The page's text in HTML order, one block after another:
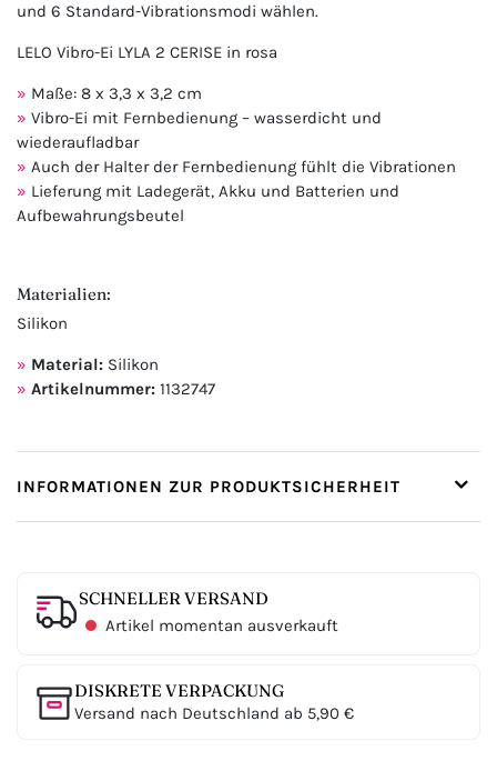
und 6 Standard-Vibrationsmodi wählen.
LELO Vibro-Ei LYLA 2 CERISE in rosa
Maße: 8 x 3,3 x 3,2 cm
Vibro-Ei mit Fernbedienung – wasserdicht und
wiederaufladbar
Auch der Halter der Fernbedienung fühlt die Vibrationen
Lieferung mit Ladegerät, Akku und Batterien und
Aufbewahrungsbeutel
Materialien:
Silikon
Material: Silikon
Artikelnummer: 1132747
INFORMATIONEN ZUR PRODUKTSICHERHEIT
SCHNELLER VERSAND
Artikel momentan ausverkauft
DISKRETE VERPACKUNG
Versand nach Deutschland ab 5,90 €